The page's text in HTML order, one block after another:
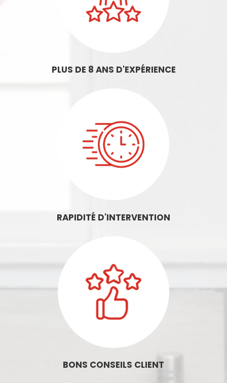
PLUS DE 8 ANS D'EXPÉRIENCE
RAPIDITÉ D'INTERVENTION
BONS CONSEILS CLIENT